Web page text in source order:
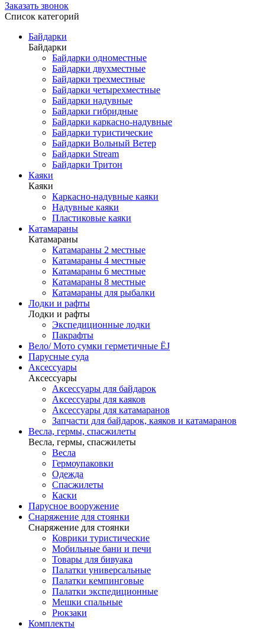
Заказать звонок
Список категорий
Байдарки
Байдарки
Байдарки одноместные
Байдарки двухместные
Байдарки трехместные
Байдарки четырехместные
Байдарки надувные
Байдарки гибридные
Байдарки каркасно-надувные
Байдарки туристические
Байдарки Вольный Ветер
Байдарки Stream
Байдарки Тритон
Каяки
Каяки
Каркасно-надувные каяки
Надувные каяки
Пластиковые каяки
Катамараны
Катамараны
Катамараны 2 местные
Катамараны 4 местные
Катамараны 6 местные
Катамараны 8 местные
Катамараны для рыбалки
Лодки и рафты
Лодки и рафты
Экспедиционные лодки
Пакрафты
Вело/ Мото сумки герметичные ЁJ
Парусные суда
Аксессуары
Аксессуары
Аксессуары для байдарок
Аксессуары для каяков
Аксессуары для катамаранов
Запчасти для байдарок, каяков и катамаранов
Весла, гермы, спасжилеты
Весла, гермы, спасжилеты
Весла
Гермоупаковки
Одежда
Спасжилеты
Каски
Парусное вооружение
Снаряжение для стоянки
Снаряжение для стоянки
Коврики туристические
Мобильные бани и печи
Товары для бивуака
Палатки универсальные
Палатки кемпинговые
Палатки экспедиционные
Мешки спальные
Рюкзаки
Комплекты